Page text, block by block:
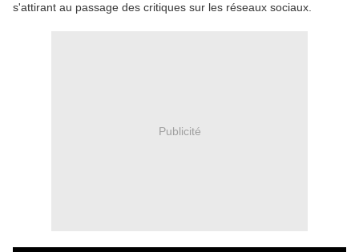
s'attirant au passage des critiques sur les réseaux sociaux.
Publicité